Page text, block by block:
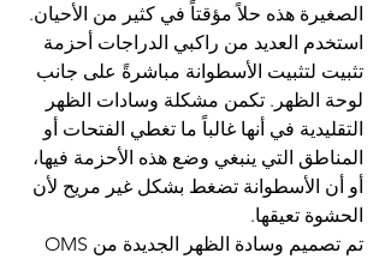
الصغيرة هذه حلاً مؤقتاً في كثير من الأحيان.
استخدم العديد من راكبي الدراجات أحزمة
تثبيت لتثبيت الأسطوانة مباشرةً على جانب
لوحة الظهر. تكمن مشكلة وسادات الظهر
التقليدية في أنها غالباً ما تغطي الفتحات أو
المناطق التي ينبغي وضع هذه الأحزمة فيها،
أو أن الأسطوانة تضغط بشكل غير مريح لأن
الحشوة تعيقها.
تم تصميم وسادة الظهر الجديدة من OMS